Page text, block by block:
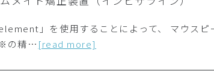
」を使用することによって、 マウスピ
※の精… [read more]